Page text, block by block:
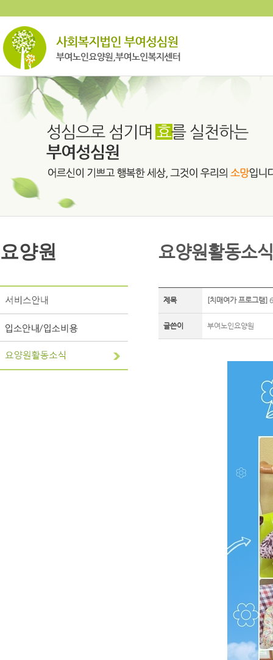
요양원 요양원활동소식
제목 [치매여가 프로그램]
글쓴이 부여노인요양원